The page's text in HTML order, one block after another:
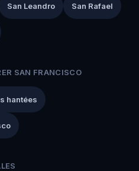
San Leandro San Rafael
SAN FRANCISCO
hantées